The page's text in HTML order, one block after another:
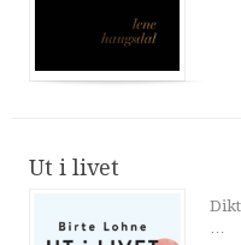
Ut i livet
…